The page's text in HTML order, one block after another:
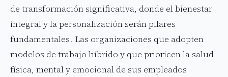
de transformación significativa, donde el bienestar
integral y la personalización serán pilares
fundamentales. Las organizaciones que adopten
modelos de trabajo híbrido y que prioricen la salud
física, mental y emocional de sus empleados